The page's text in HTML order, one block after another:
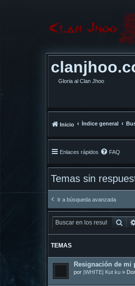
Gloria al Clan Jhoo
Inicio Índice general
Enlaces rápidos FAQ
Temas sin
Ir a búsqueda avanzada
TEMAS
Resignación de mi
por |WHITE| Kut ku »